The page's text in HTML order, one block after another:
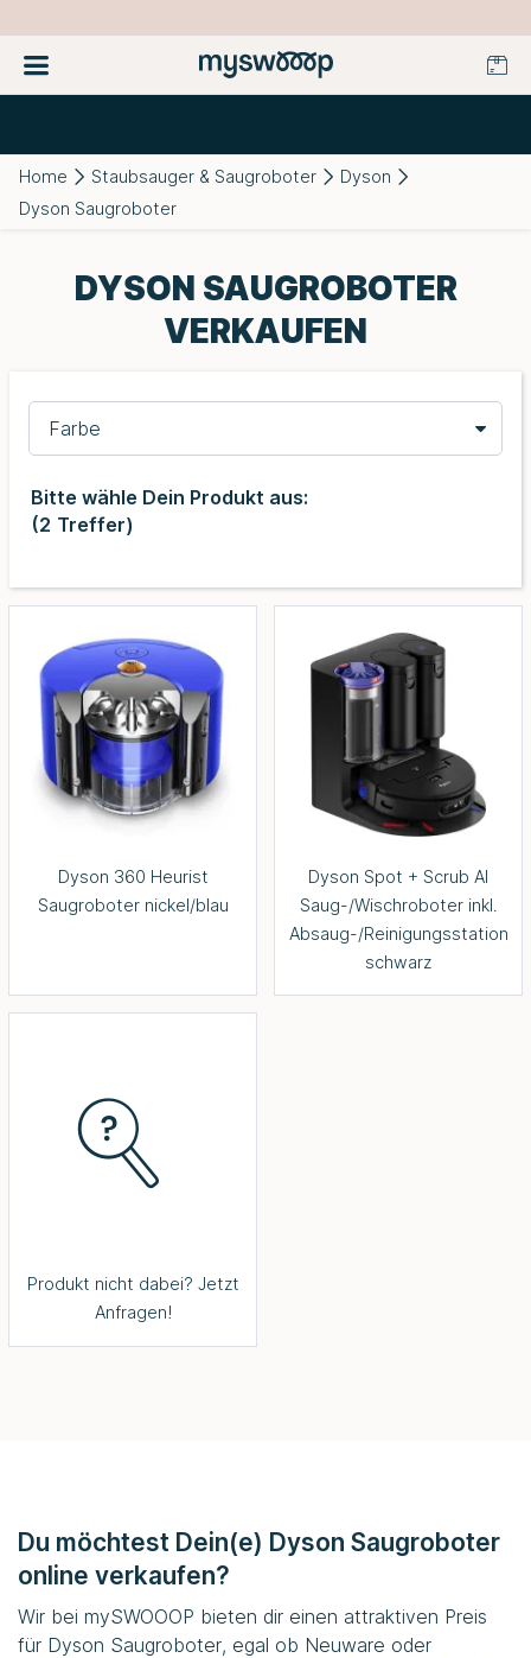
Home Staubsauger & Saugroboter
Dyson
Dyson Saugroboter
DYSON SAUGROBOTER
VERKAUFEN
Farbe
Bitte wähle Dein Produkt aus:
(2 Treffer)
Dyson 360 Heurist
Saugroboter nickel/blau
Dyson Spot + Scrub AI
Saug-/Wischroboter inkl.
Absaug-/Reinigungsstation
schwarz
Produkt nicht dabei? Jetzt
Anfragen!
Du möchtest Dein(e) Dyson Saugroboter
online verkaufen?
Wir bei mySWOOOP bieten dir einen attraktiven Preis
für Dyson Saugroboter, egal ob Neuware oder